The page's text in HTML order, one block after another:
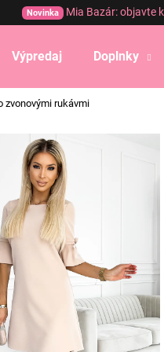
Novinka Mia Bazár: objavte
Výpredaj Doplnky
zvonovými rukávmi
Čo potrebujete